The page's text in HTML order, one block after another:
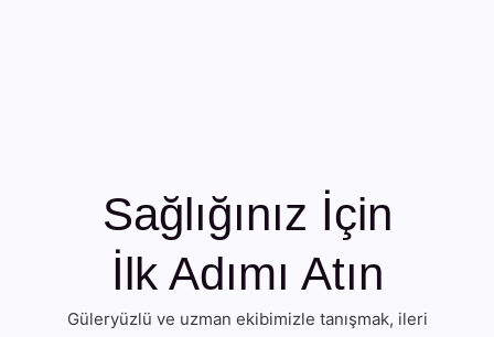
Sağlığınız İçin
İlk Adımı Atın
Güleryüzlü ve uzman ekibimizle tanışmak, ileri